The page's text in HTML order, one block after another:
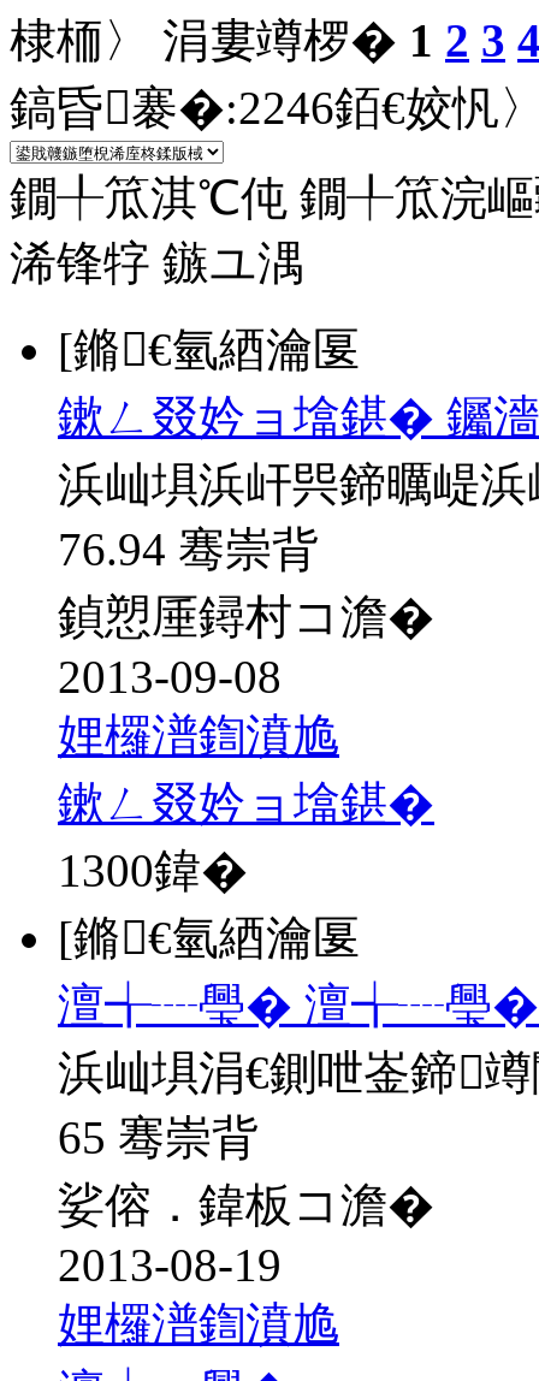
棣栭〉 涓婁竴椤� 1 2 3
鎬昏褰�:2246銆€姣忛
鐗╀笟淇℃伅 鐗╀笟浣
浠锋牸 鏃ユ湡
[鏅€氫綇瀹匽
鏉ㄥ叕妗ョ墖鍖� 钃
浜屾埧浜屽巺鍗曞崼
76.94 骞崇背
鍞愬厜鐞村コ澹�
2013-09-08
娌欏潽鍧濆尯
鏉ㄥ叕妗ョ墖鍖�
1300鍏�
[鏅€氫綇瀹匽
澶╅┈璺� 澶╅┈璺
浜屾埧涓€鍘呭崟鍗
65 骞崇背
娑傛．鍏板コ澹�
2013-08-19
娌欏潽鍧濆尯